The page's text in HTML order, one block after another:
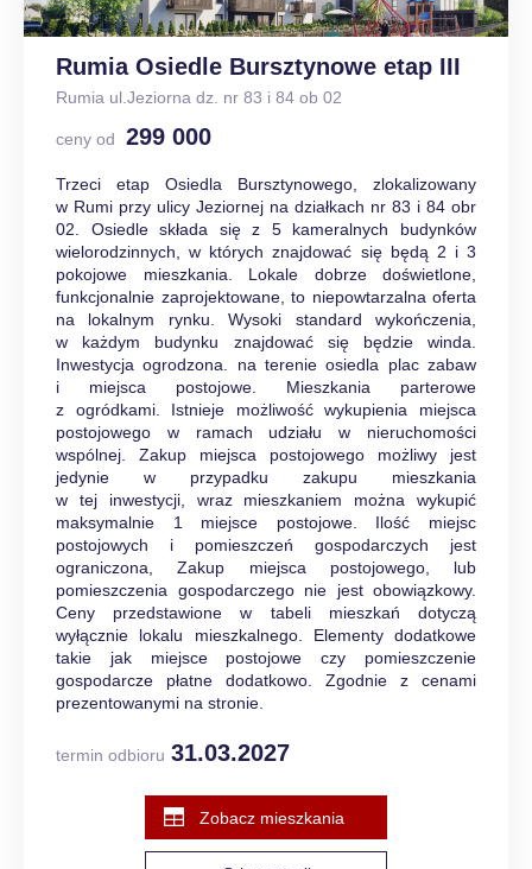
Rumia Osiedle Bursztynowe etap III
Rumia ul.Jeziorna dz. nr 83 i 84 ob 02
ceny od 299 000
Trzeci etap Osiedla Bursztynowego, zlokalizowany
w Rumi przy ulicy Jeziornej na działkach nr 83 i 84 obr
02. Osiedle składa się z 5 kameralnych budynków
wielorodzinnych, w których znajdować się będą 2 i 3
pokojowe mieszkania. Lokale dobrze doświetlone,
funkcjonalnie zaprojektowane, to niepowtarzalna oferta
na lokalnym rynku. Wysoki standard wykończenia,
w każdym budynku znajdować się będzie winda.
Inwestycja ogrodzona. na terenie osiedla plac zabaw
i miejsca postojowe. Mieszkania parterowe
z ogródkami. Istnieje możliwość wykupienia miejsca
postojowego w ramach udziału w nieruchomości
wspólnej. Zakup miejsca postojowego możliwy jest
jedynie w przypadku zakupu mieszkania
w tej inwestycji, wraz mieszkaniem można wykupić
maksymalnie 1 miejsce postojowe. Ilość miejsc
postojowych i pomieszczeń gospodarczych jest
ograniczona, Zakup miejsca postojowego, lub
pomieszczenia gospodarczego nie jest obowiązkowy.
Ceny przedstawione w tabeli mieszkań dotyczą
wyłącznie lokalu mieszkalnego. Elementy dodatkowe
takie jak miejsce postojowe czy pomieszczenie
gospodarcze płatne dodatkowo. Zgodnie z cenami
prezentowanymi na stronie.
termin odbioru 31.03.2027
Zobacz mieszkania